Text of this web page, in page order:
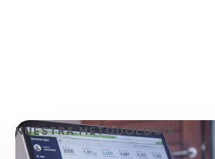
NUESTRA METODOLOGÍA